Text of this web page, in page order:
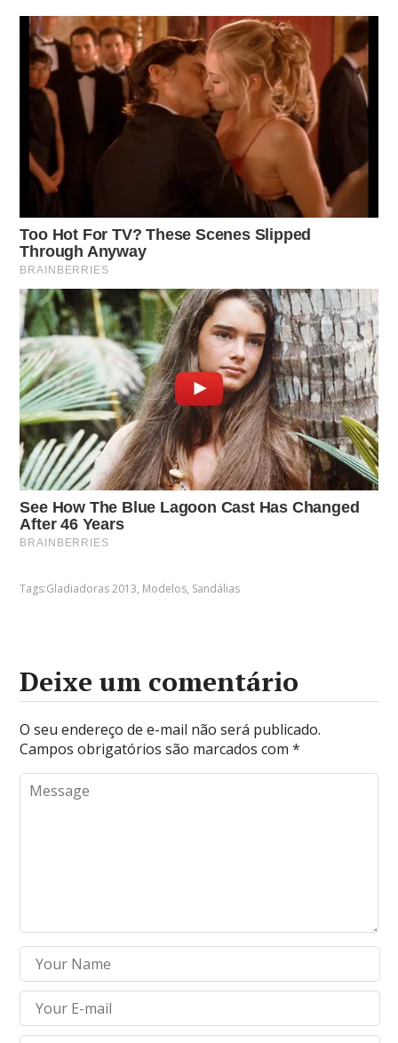
Tags:Gladiadoras 2013, Modelos, Sandálias
Deixe um comentário
O seu endereço de e-mail não será publicado.
Campos obrigatórios são marcados com*